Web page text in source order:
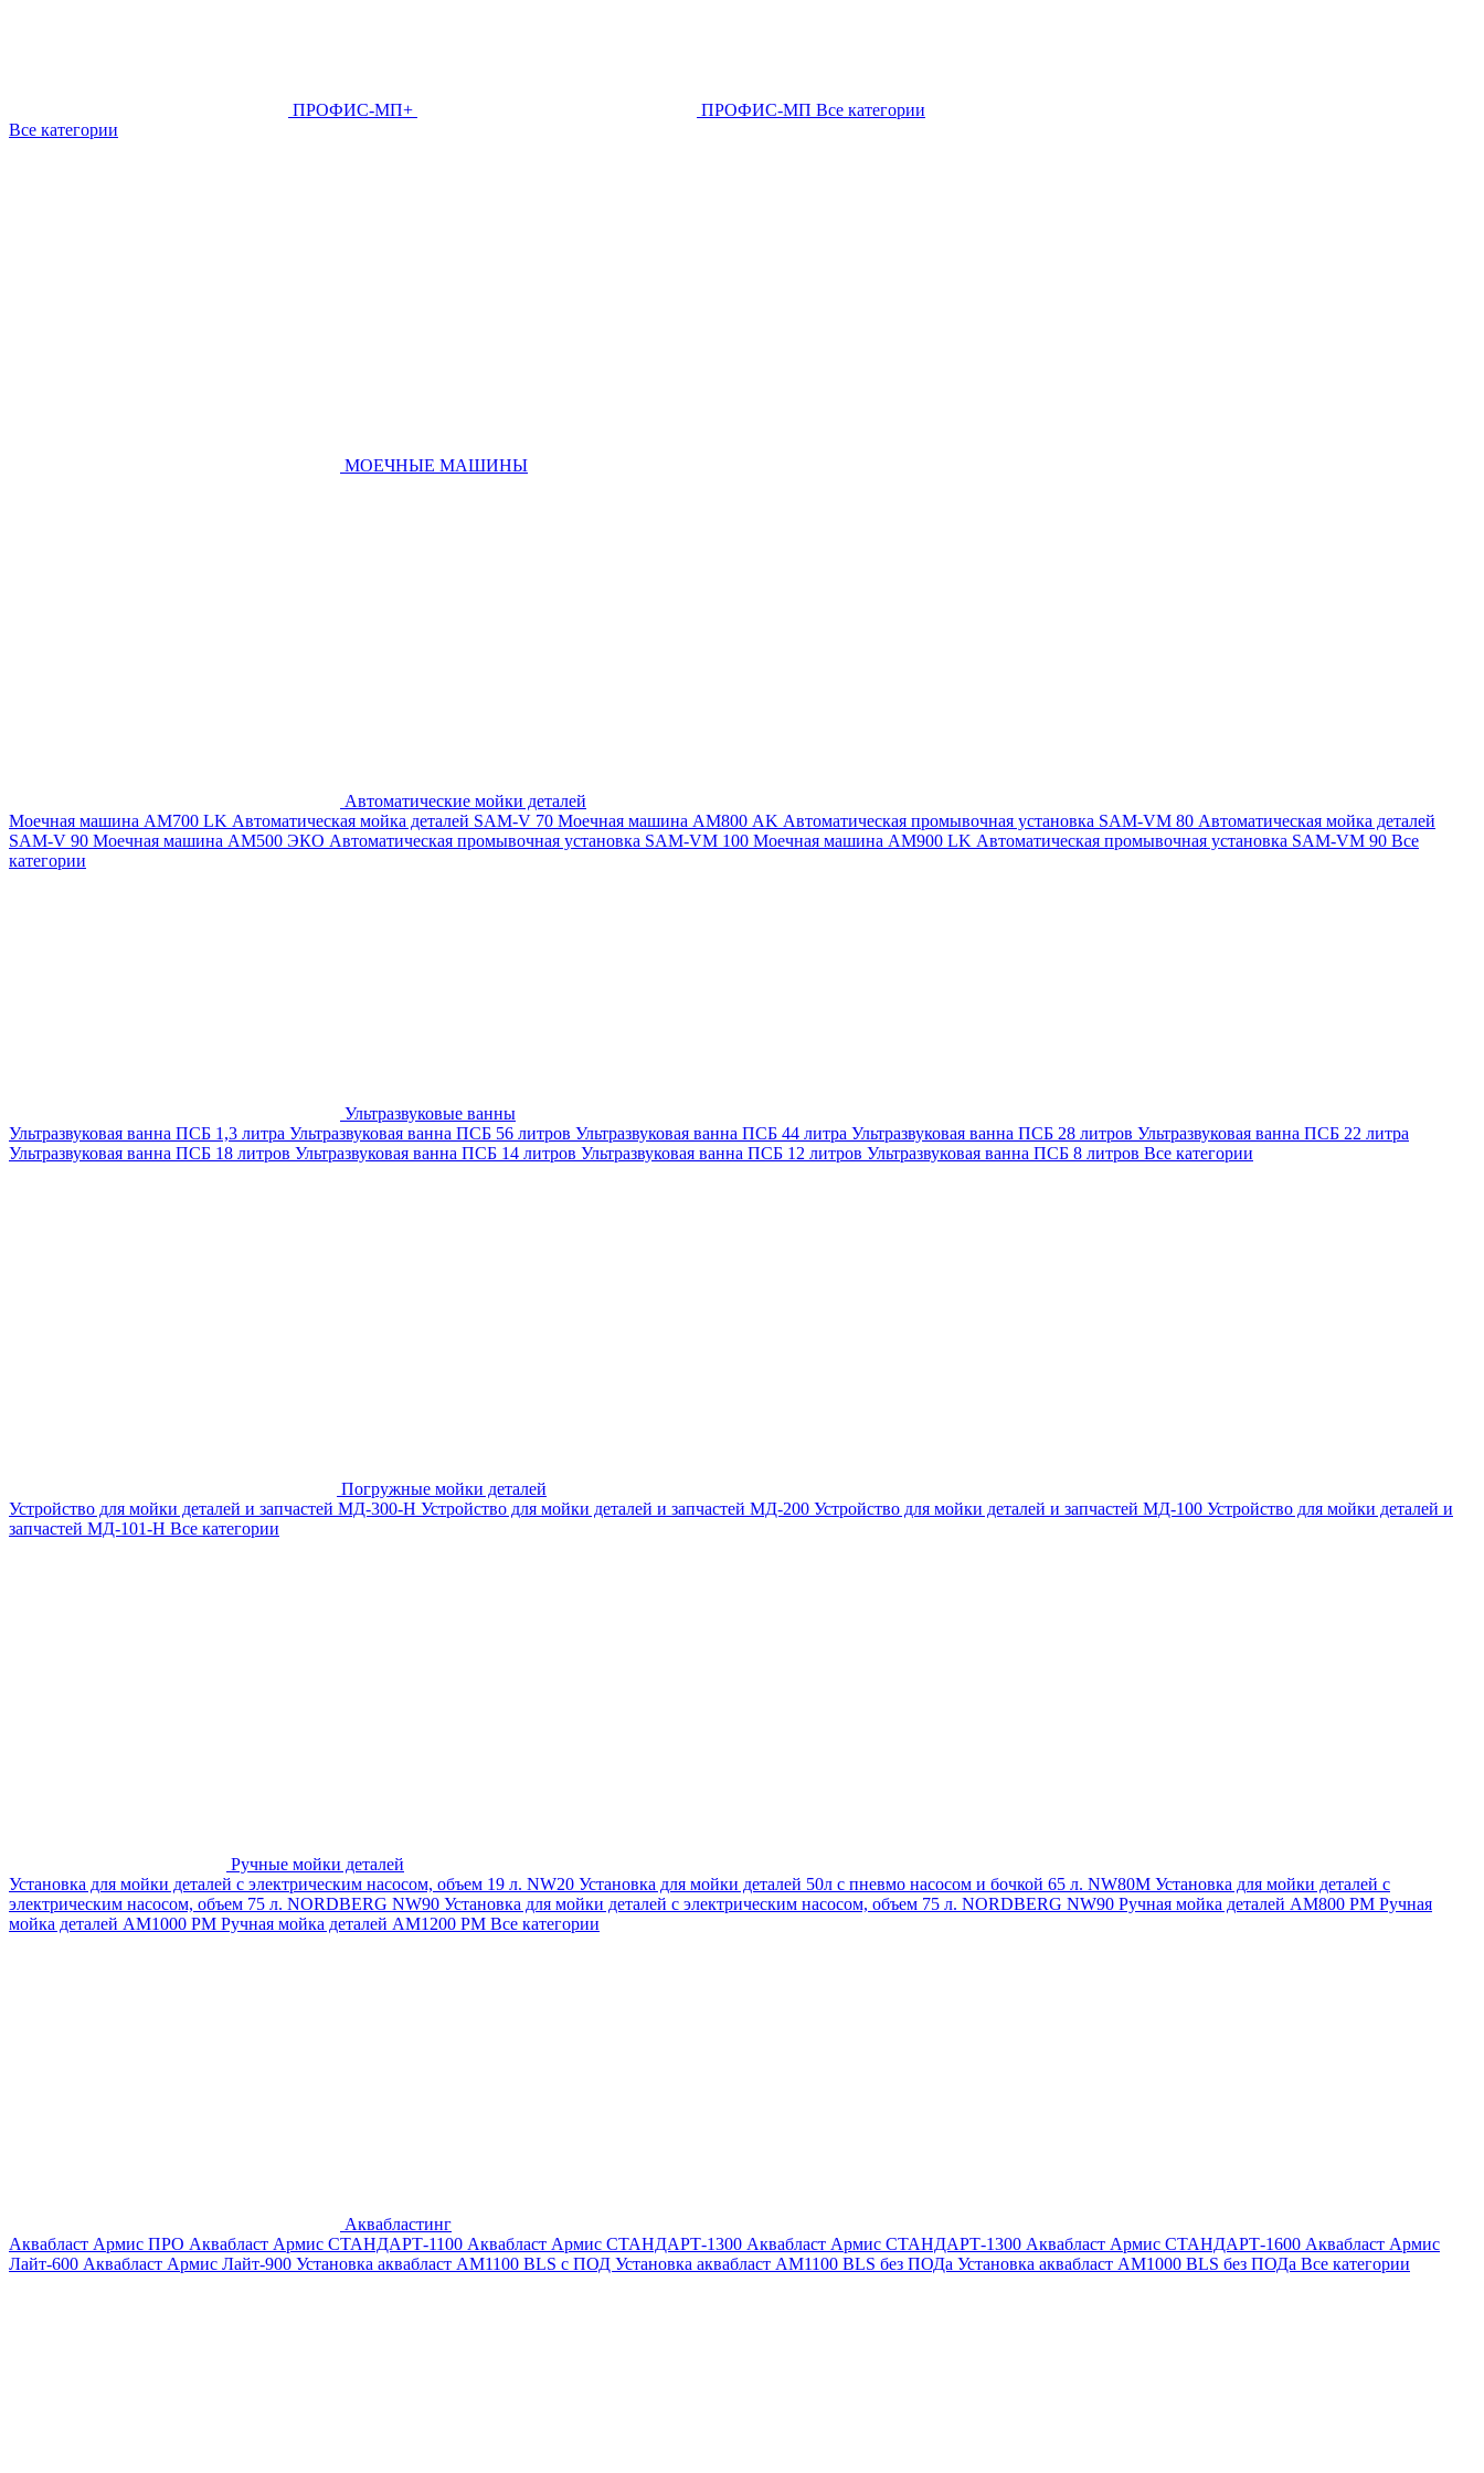
ПРОФИС-МП+ ПРОФИС-МП Все категории
Все категории
МОЕЧНЫЕ МАШИНЫ
Автоматические мойки деталей
Моечная машина AM700 LK Автоматическая мойка деталей SAM-V 70 Моечная машина АМ800 AK Автоматическая промывочная установка SAM-VM 80 Автоматическая мойка деталей
SAM-V 90 Моечная машина АМ500 ЭКО Автоматическая промывочная установка SAM-VM 100 Моечная машина AM900 LK Автоматическая промывочная установка SAM-VM 90 Все
категории
Ультразвуковые ванны
Ультразвуковая ванна ПСБ 1,3 литра Ультразвуковая ванна ПСБ 56 литров Ультразвуковая ванна ПСБ 44 литра Ультразвуковая ванна ПСБ 28 литров Ультразвуковая ванна ПСБ 22 литра
Ультразвуковая ванна ПСБ 18 литров Ультразвуковая ванна ПСБ 14 литров Ультразвуковая ванна ПСБ 12 литров Ультразвуковая ванна ПСБ 8 литров Все категории
Погружные мойки деталей
Устройство для мойки деталей и запчастей МД-300-H Устройство для мойки деталей и запчастей МД-200 Устройство для мойки деталей и запчастей МД-100 Устройство для мойки деталей и
запчастей МД-101-Н Все категории
Ручные мойки деталей
Установка для мойки деталей с электрическим насосом, объем 19 л. NW20 Установка для мойки деталей 50л с пневмо насосом и бочкой 65 л. NW80M Установка для мойки деталей с
электрическим насосом, объем 75 л. NORDBERG NW90 Установка для мойки деталей с электрическим насосом, объем 75 л. NORDBERG NW90 Ручная мойка деталей АМ800 РМ Ручная
мойка деталей АМ1000 РМ Ручная мойка деталей АМ1200 РМ Все категории
Аквабластинг
Аквабласт Армис ПРО Аквабласт Армис СТАНДАРТ-1100 Аквабласт Армис СТАНДАРТ-1300 Аквабласт Армис СТАНДАРТ-1300 Аквабласт Армис СТАНДАРТ-1600 Аквабласт Армис
Лайт-600 Аквабласт Армис Лайт-900 Установка аквабласт AM1100 BLS с ПОД Установка аквабласт AM1100 BLS без ПОДа Установка аквабласт AM1000 BLS без ПОДа Все категории